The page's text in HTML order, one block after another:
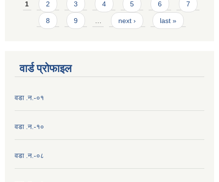
Pages
1 2 3 4 5 6 7
8 9 next › last »
वार्ड प्राेफाइल
वडा .न.-०१
वडा .न.-१०
वडा .न.-०८